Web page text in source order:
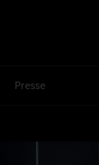
Presse